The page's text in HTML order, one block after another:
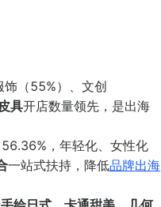
饰（55%）、文创
具开店数量领先，是出海
，年轻化、女性化
一站式扶持，降低品牌出海